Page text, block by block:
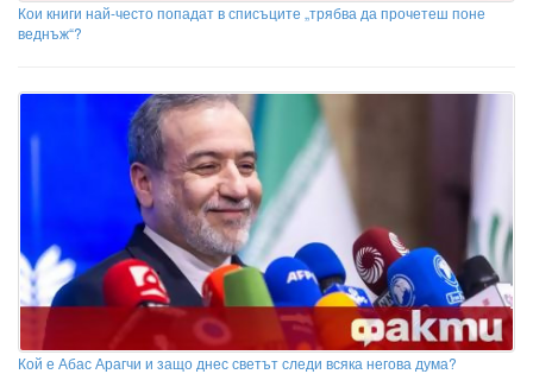
Кои книги най-често попадат в списъците „трябва да прочетеш поне
веднъж“?
Кой е Абас Арагчи и защо днес светът следи всяка негова дума?